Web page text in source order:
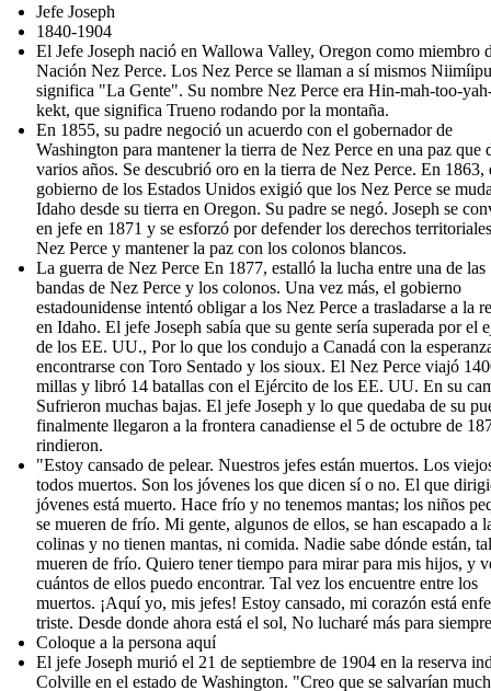
Jefe Joseph
1840-1904
El Jefe Joseph nació en Wallowa Valley, Oregon como miembro
Nación Nez Perce. Los Nez Perce se llaman a sí mismos
significa "La Gente". Su nombre Nez Perce era Hin-mah-too-
kekt, que significa Trueno rodando por la montaña.
En 1855, su padre negoció un acuerdo con el gobernador de
Washington para mantener la tierra de Nez Perce en una paz que
varios años. Se descubrió oro en la tierra de Nez Perce. En 1863,
gobierno de los Estados Unidos exigió que los Nez Perce se
Idaho desde su tierra en Oregon. Su padre se negó. Joseph se
en jefe en 1871 y se esforzó por defender los derechos
Nez Perce y mantener la paz con los colonos blancos.
La guerra de Nez Perce En 1877, estalló la lucha entre una de las
bandas de Nez Perce y los colonos. Una vez más, el gobierno
estadounidense intentó obligar a los Nez Perce a trasladarse a la
en Idaho. El jefe Joseph sabía que su gente sería superada por el
de los EE. UU., Por lo que los condujo a Canadá con la
encontrarse con Toro Sentado y los sioux. El Nez Perce viajó
millas y libró 14 batallas con el Ejército de los EE. UU. En su
Sufrieron muchas bajas. El jefe Joseph y lo que quedaba de su
finalmente llegaron a la frontera canadiense el 5 de octubre de
rindieron.
"Estoy cansado de pelear. Nuestros jefes están muertos. Los
todos muertos. Son los jóvenes los que dicen sí o no. El que
jóvenes está muerto. Hace frío y no tenemos mantas; los niños
se mueren de frío. Mi gente, algunos de ellos, se han escapado a
colinas y no tienen mantas, ni comida. Nadie sabe dónde están,
mueren de frío. Quiero tener tiempo para mirar para mis hijos, y
cuántos de ellos puedo encontrar. Tal vez los encuentre entre los
muertos. ¡Aquí yo, mis jefes! Estoy cansado, mi corazón está
triste. Desde donde ahora está el sol, No lucharé más para
Coloque a la persona aquí
El jefe Joseph murió el 21 de septiembre de 1904 en la reserva
Colville en el estado de Washington. "Creo que se salvarían